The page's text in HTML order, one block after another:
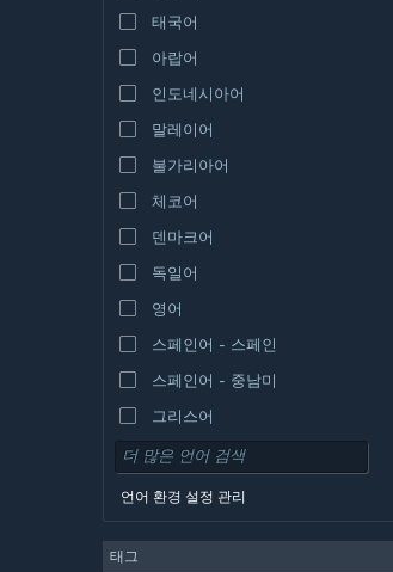
태국어
아랍어
인도네시아어
말레이어
불가리아어
체코어
덴마크어
독일어
영어
스페인어 - 스페인
스페인어 - 중남미
그리스어
언어 환경 설정 관리
태그